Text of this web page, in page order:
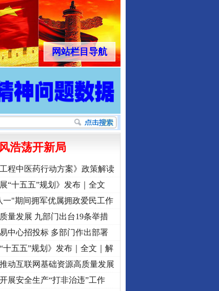
网站栏目导航
浩荡开新局
程中医药行动方案》政策解读
“十五五”规划》发布｜全文
一"期间拥军优属拥政爱民工作
量发展 九部门出台19条举措
中心招投标 多部门作出部署
十五五”规划》发布｜全文｜解
动互联网基础资源高质量发展
展安全生产“打非治违”工作